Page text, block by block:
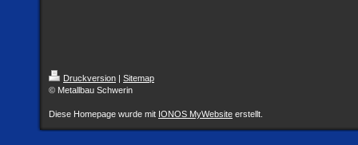
Druckversion | Sitemap
© Metallbau Schwerin
Diese Homepage wurde mit IONOS MyWebsite erstellt.